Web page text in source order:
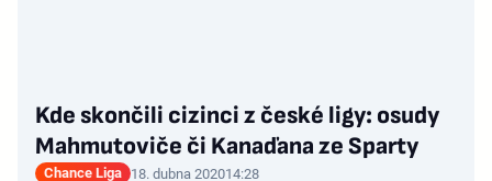
Kde skončili cizinci z české ligy: osudy
Mahmutoviče či Kanaďana ze Sparty
Chance Liga 18. dubna 202014:28